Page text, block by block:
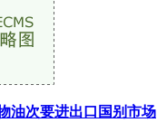
油次要进出口国别市场